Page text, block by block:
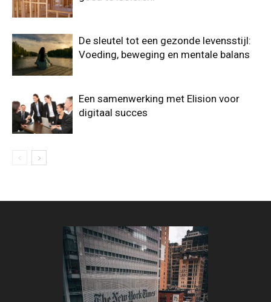
De sleutel tot een gezonde levensstijl:
Voeding, beweging en mentale balans
Een samenwerking met Elision voor
digitaal succes